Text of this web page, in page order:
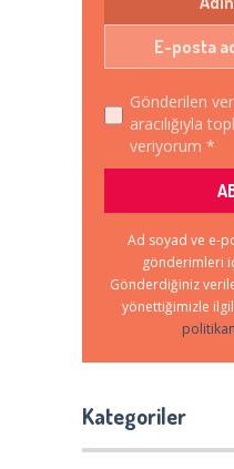
Gönderilen
aracılığıyla
veriyorum *
Ad soyad ve e-
gönderimleri
Gönderdiğiniz
yönettiğimizle
Kategoriler